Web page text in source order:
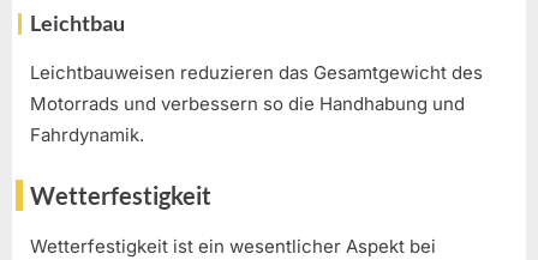
Leichtbau
Leichtbauweisen reduzieren das Gesamtgewicht des
Motorrads und verbessern so die Handhabung und
Fahrdynamik.
Wetterfestigkeit
Wetterfestigkeit ist ein wesentlicher Aspekt bei